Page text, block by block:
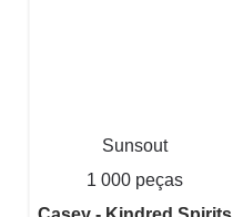
Sunsout
1 000 peças